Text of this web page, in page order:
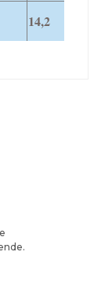
14,2